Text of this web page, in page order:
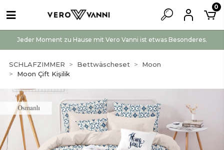
Jeder Moment zu Hause mit Vero Vanni ist etwas Besonderes.
0
SCHLAFZIMMER Bettwäscheset
Moon
Moon Çift Kişilik